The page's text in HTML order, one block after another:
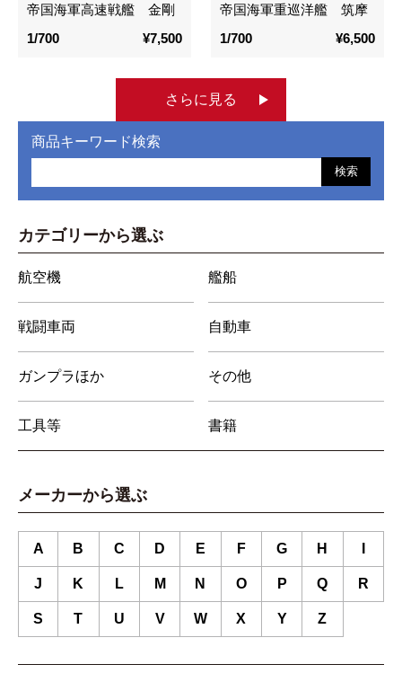
帝国海軍高速戦艦 金剛
1/700
¥7,500
帝国海軍重巡洋艦 筑摩
1/700
¥6,500
さらに見る
商品キーワード検索
検索
カテゴリーから選ぶ
航空機 艦船
戦闘車両 自動車
ガンプラほか その他
工具等 書籍
メーカーから選ぶ
A B C D E F G H
J K L M N O P Q R
S T U V W X Y Z